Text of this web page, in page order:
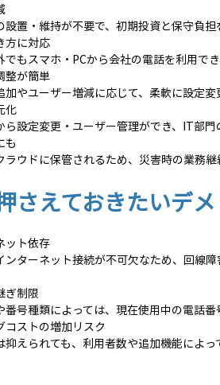
設置・維持が不要で、初期投資と保守負
方に対応
でもスマホ・PCから会社の電話を利用で
整が簡単
加やユーザー増減に応じて、柔軟に設定変
化
ら設定変更・ユーザー管理ができ、IT部
も
ラウドに保管されるため、災害時の業務
さえておきたいデ
ット依存
ンターネット接続が不可欠なため、回線
ぎ制限
番号種類によっては、現在使用中の電話
コストの増加リスク
抑えられても、利用者数や追加機能によ